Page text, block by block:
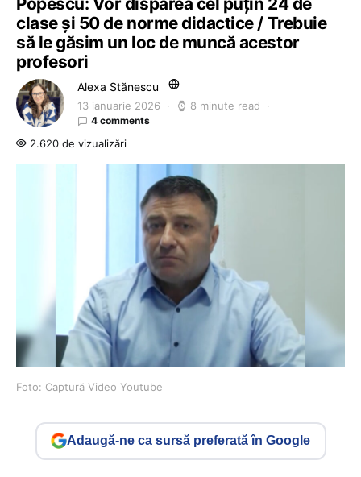
clase și 50 de norme didactice / Trebuie
să le găsim un loc de muncă acestor
profesori
Alexa Stănescu
13 ianuarie 2026 8 minute read
4 comments
2.620 de vizualizări
Foto: Captură Video Youtube
Adaugă-ne ca sursă preferată în Google